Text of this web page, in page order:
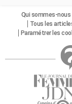
Qui sommes-nous
Tous les
Paramétrer les